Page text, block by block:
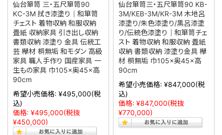
仙台箪笥 三・五尺箪笥90
KC-3M 拭き漆塗り｜和箪笥
チェスト 着物収納 和服収納
畳紙 収納家具 引き出し収納
書類収納 漆塗り 金具 伝統工
芸 欅材 桐無垢 和モダン 高級
家具 職人手作り 国産家具 一
生もの家具 巾105×奥45×高
90cm
希望小売価格: ¥495,000(税
込)
価格: ¥495,000(税抜
¥450,000)
仙台箪笥三・五尺箪笥90 KB-
3M/KEB-3M/KR-3M 木地呂
漆塗り/朱色漆塗り/黒呂漆塗
り/伝統色漆塗り｜和箪笥チェ
スト 着物収納 和服収納 畳紙
収納 書類収納 漆塗り金具 欅
材 桐無垢 巾105×奥45×高
90cm
希望小売価格: ¥847,000(税
込)
価格: ¥847,000(税抜
¥770,000)